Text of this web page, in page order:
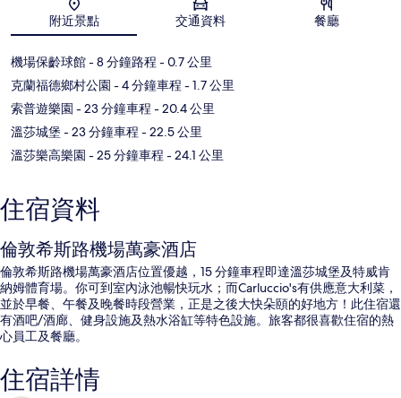
地圖
附近景點 交通資料 餐廳
機場保齡球館- 8 分鐘路程 - 0.7 公里
克蘭福德鄉村公園 - 4 分鐘車程 - 1.7 公里
索普遊樂園 - 23 分鐘車程 - 20.4 公里
溫莎城堡 - 23 分鐘車程 - 22.5 公里
溫莎樂高樂園 - 25 分鐘車程 - 24.1 公里
住宿資料
倫敦希斯路機場萬豪酒店
倫敦希斯路機場萬豪酒店位置優越，15 分鐘車程即達溫莎城堡及特威肯
納姆體育場。你可到室內泳池暢快玩水；而Carluccio's有供應意大利菜，
並於早餐、午餐及晚餐時段營業，正是之後大快朵頤的好地方！此住宿還
有酒吧/酒廊、健身設施及熱水浴缸等特色設施。旅客都很喜歡住宿的熱
心員工及餐廳。
住宿詳情